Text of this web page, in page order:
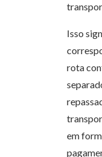
Isso
rota
em